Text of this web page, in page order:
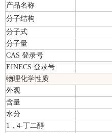
产品名称
分子结构
分子式
分子量
CAS 登录号
EINECS 登录号
物理化学性质
外观
含量
水分
1，4-丁二醇